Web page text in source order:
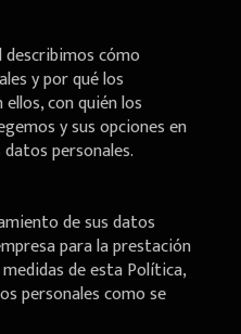
cómo
y por qué los
con quién los
y sus opciones en
personales.
de sus datos
para la prestación
de esta Política,
personales como se